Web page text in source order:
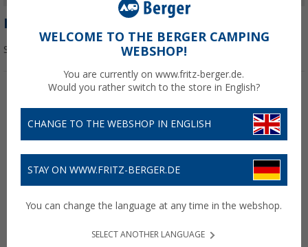
LONELY PLANET
Sortieren:
50 spannendsten Touren
29,90 €
Lonely Planet Legendäre
Buch
WELCOME TO THE BERGER CAMPING
WEBSHOP!
You are currently on www.fritz-berger.de.
Would you rather switch to the store in English?
CHANGE TO THE WEBSHOP IN ENGLISH
STAY ON WWW.FRITZ-BERGER.DE
You can change the language at any time in the webshop.
SELECT ANOTHER LANGUAGE